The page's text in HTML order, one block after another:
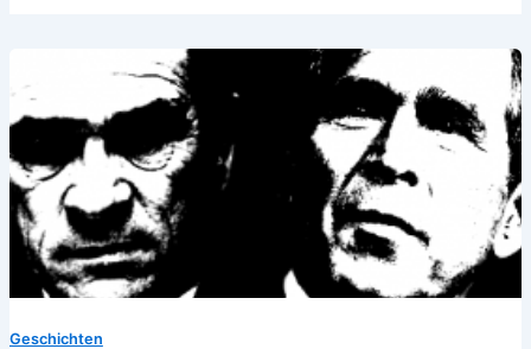
Geschichten